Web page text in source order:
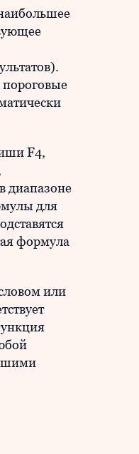
F4,
диапазоне
для
формула
или